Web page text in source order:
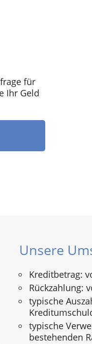
für
Ihr Geld
Unsere
Kreditbetrag:
Rückzahlung:
typische
typische
bestehenden